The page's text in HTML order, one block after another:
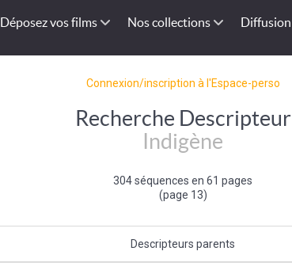
Déposez vos films Nos collections Diffusion
Connexion/inscription à l'Espace-perso
Recherche Descripteur
Indigène
304 séquences en 61 pages
(page 13)
Descripteurs parents